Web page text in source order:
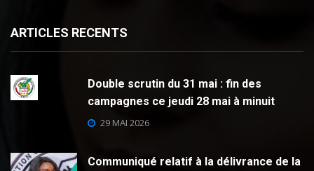
ARTICLES RECENTS
Double scrutin du 31 mai : fin des
campagnes ce jeudi 28 mai à minuit
29 MAI 2026
Communiqué relatif à la délivrance de la